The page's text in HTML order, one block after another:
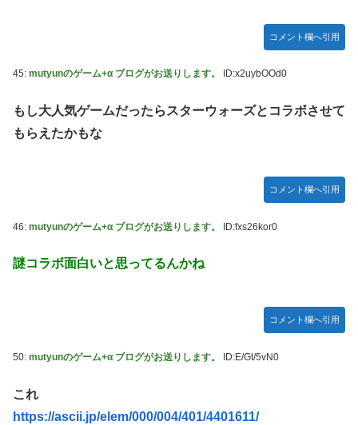
コメント欄へ引用
45: mutyunのゲーム+α ブログがお送りします。 ID:x2uybOOd0
もし大人気ゲームだったらスターウォーズとコラボさせて
もらえたかもな
コメント欄へ引用
46: mutyunのゲーム+α ブログがお送りします。 ID:fxs26kor0
謎コラボ面白いと思ってるんかね
コメント欄へ引用
50: mutyunのゲーム+α ブログがお送りします。 ID:E/Gt/5vN0
これ
https://ascii.jp/elem/000/004/401/4401611/